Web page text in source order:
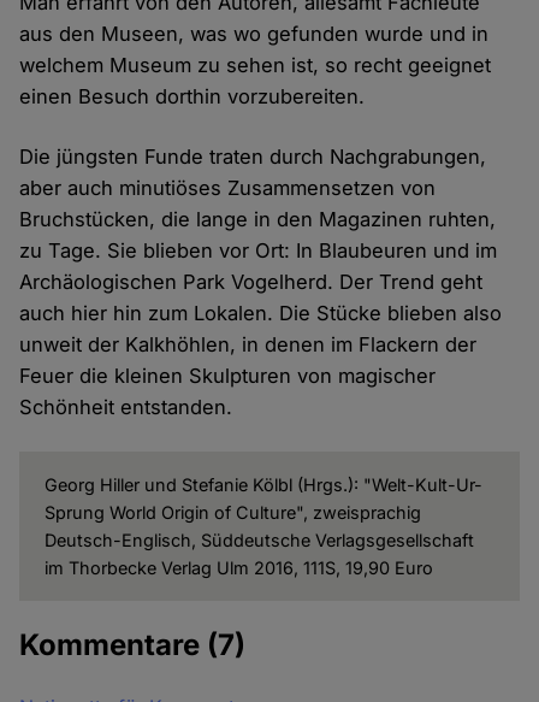
aus den Museen, was wo gefunden wurde und in
welchem Museum zu sehen ist, so recht geeignet
einen Besuch dorthin vorzubereiten.
Die jüngsten Funde traten durch Nachgrabungen,
aber auch minutiöses Zusammensetzen von
Bruchstücken, die lange in den Magazinen ruhten,
zu Tage. Sie blieben vor Ort: In Blaubeuren und im
Archäologischen Park Vogelherd. Der Trend geht
auch hier hin zum Lokalen. Die Stücke blieben also
unweit der Kalkhöhlen, in denen im Flackern der
Feuer die kleinen Skulpturen von magischer
Schönheit entstanden.
Georg Hiller und Stefanie Kölbl (Hrgs.): "Welt-Kult-Ur-
Sprung World Origin of Culture", zweisprachig
Deutsch-Englisch, Süddeutsche Verlagsgesellschaft
im Thorbecke Verlag Ulm 2016, 111S, 19,90 Euro
Kommentare (7)